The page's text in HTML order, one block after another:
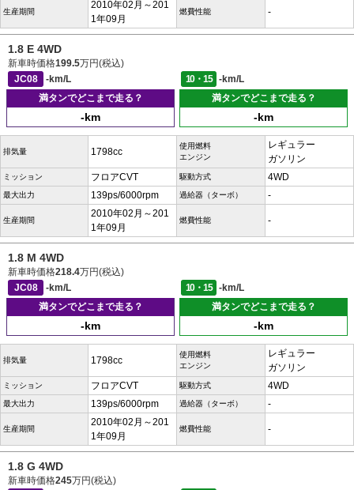
生産期間
2010年02月～201
1年09月
燃費性能 -
1.8 E 4WD
新車時価格199.5万円(税込)
JC08
-km/L 10・15
-km/L
満タンでどこまで走る？
-km
満タンでどこまで走る？
-km
排気量 1798cc
使用燃料
エンジン
レギュラー
ガソリン
ミッション フロアCVT 駆動方式 4WD
最大出力 139ps/6000rpm 過給器（ターボ） -
生産期間
2010年02月～201
1年09月
燃費性能 -
1.8 M 4WD
新車時価格218.4万円(税込)
JC08
-km/L 10・15
-km/L
満タンでどこまで走る？
-km
満タンでどこまで走る？
-km
排気量 1798cc
使用燃料
エンジン
レギュラー
ガソリン
ミッション フロアCVT 駆動方式 4WD
最大出力 139ps/6000rpm 過給器（ターボ） -
生産期間
2010年02月～201
1年09月
燃費性能 -
1.8 G 4WD
新車時価格245万円(税込)